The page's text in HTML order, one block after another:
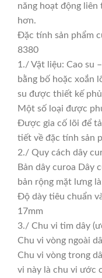
năng hoạt động
hơn.
Đặc tính sản phẩm
8380
1./ Vật liệu: Cao su
bằng bố hoặc xoắn
su được thiết kế
Một số loại được
Được gia cố lõi để
tiết về đặc tính sản
2./ Quy cách dây
Bản dây curoa Dây
bản rộng mặt lưng
Độ dày tiêu chuẩn
17mm
3./ Chu vi tim dây
Chu vi vòng ngoài
Chu vi vòng trong
vi này là chu vi ước